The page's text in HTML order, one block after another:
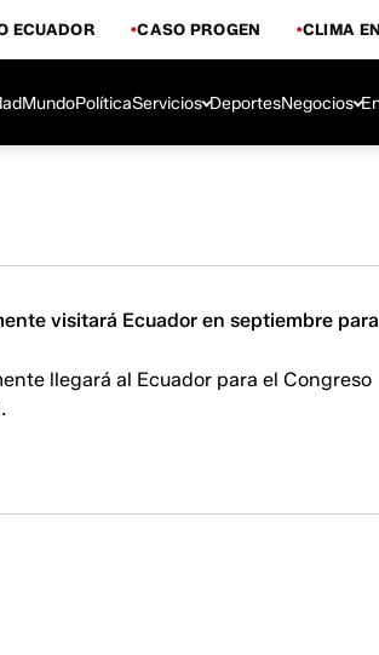
ECUADOR CASO PROGEN CLIMA
MundoPolíticaServicios DeportesNegocios
visitará Ecuador en septiembre para
llegará al Ecuador para el Congreso